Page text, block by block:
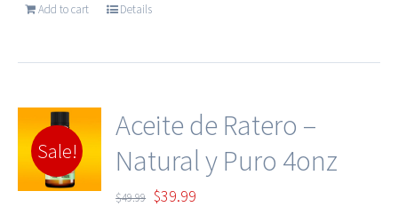
Add to cart Details
Sale!
Aceite de Ratero –
Natural y Puro 4onz
$49.99 Original
$39.99